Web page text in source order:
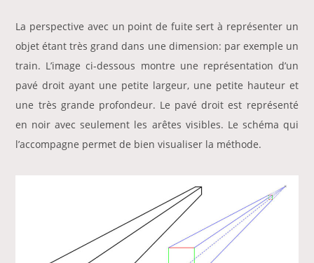
La perspective avec un point de fuite sert à représenter un
objet étant très grand dans une dimension: par exemple un
train. L’image ci-dessous montre une représentation d’un
pavé droit ayant une petite largeur, une petite hauteur et
une très grande profondeur. Le pavé droit est représenté
en noir avec seulement les arêtes visibles. Le schéma qui
l’accompagne permet de bien visualiser la méthode.